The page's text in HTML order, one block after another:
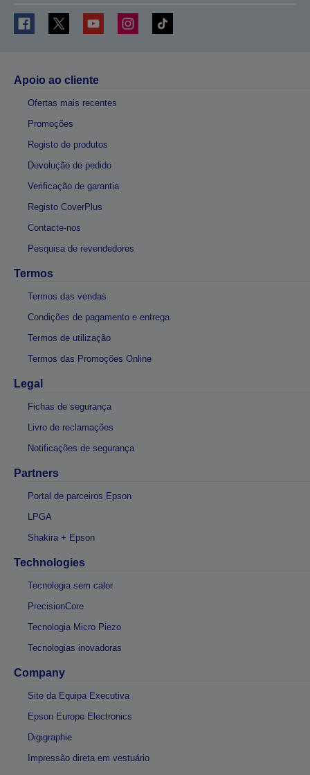
Apoio ao cliente
Ofertas mais recentes
Promoções
Registo de produtos
Devolução de pedido
Verificação de garantia
Registo CoverPlus
Contacte-nos
Pesquisa de revendedores
Termos
Termos das vendas
Condições de pagamento e entrega
Termos de utilização
Termos das Promoções Online
Legal
Fichas de segurança
Livro de reclamações
Notificações de segurança
Partners
Portal de parceiros Epson
LPGA
Shakira + Epson
Technologies
Tecnologia sem calor
PrecisionCore
Tecnologia Micro Piezo
Tecnologias inovadoras
Company
Site da Equipa Executiva
Epson Europe Electronics
Digigraphie
Impressão direta em vestuário